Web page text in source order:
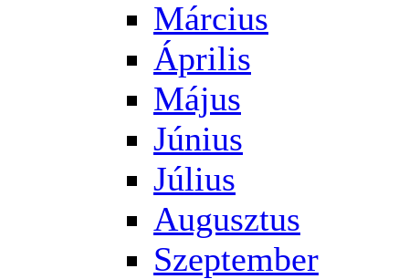
Március
Április
Május
Június
Július
Augusztus
Szeptember